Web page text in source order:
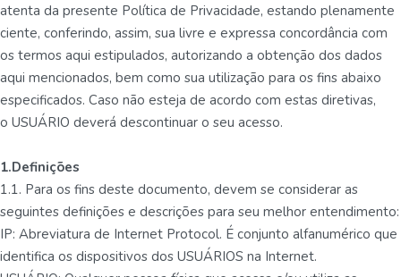
atenta da presente Política de Privacidade, estando plenamente
ciente, conferindo, assim, sua livre e expressa concordância com
os termos aqui estipulados, autorizando a obtenção dos dados
aqui mencionados, bem como sua utilização para os fins abaixo
especificados. Caso não esteja de acordo com estas diretivas,
o USUÁRIO deverá descontinuar o seu acesso.
1.Definições
1.1. Para os fins deste documento, devem se considerar as
seguintes definições e descrições para seu melhor entendimento:
IP: Abreviatura de Internet Protocol. É conjunto alfanumérico que
identifica os dispositivos dos USUÁRIOS na Internet.